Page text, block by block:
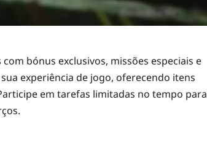
bónus exclusivos, missões especiais e
experiência de jogo, oferecendo itens
em tarefas limitadas no tempo para